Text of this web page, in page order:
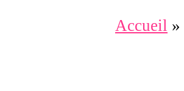
Accueil »